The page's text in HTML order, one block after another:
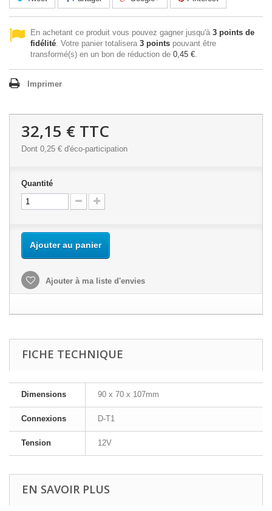
En achetant ce produit vous pouvez gagner jusqu'à 3 points de
fidélité. Votre panier totalisera 3 points pouvant être
transformé(s) en un bon de réduction de 0,45 €.
Imprimer
32,15 € TTC
Dont 0,25 € d'éco-participation
Quantité
Ajouter au panier
Ajouter à ma liste d'envies
FICHE TECHNIQUE
Dimensions 90 x 70 x 107mm
Connexions D-T1
Tension 12V
EN SAVOIR PLUS